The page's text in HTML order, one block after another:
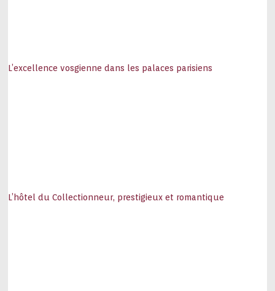
L’excellence vosgienne dans les palaces parisiens
L’hôtel du Collectionneur, prestigieux et romantique